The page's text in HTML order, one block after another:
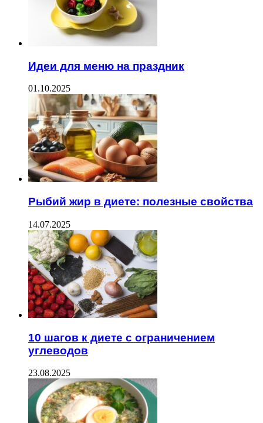
Идеи для меню на праздник
01.10.2025
Рыбий жир в диете: полезные свойства
14.07.2025
10 шагов к диете с ограничением
углеводов
23.08.2025